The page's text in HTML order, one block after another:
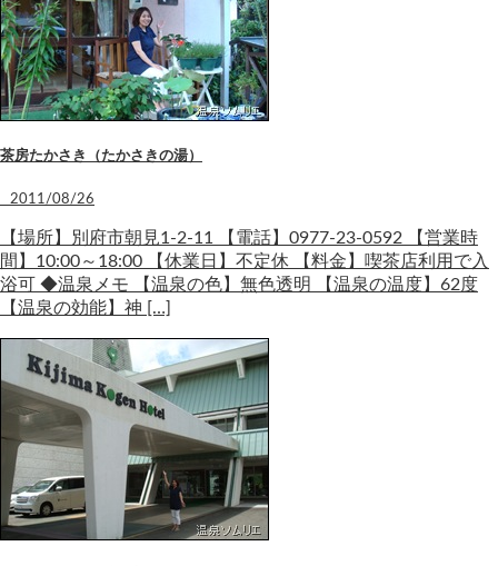
茶房たかさき（たかさきの湯）
2011/08/26
【場所】別府市朝見1-2-11 【電話】0977-23-0592 【営業時
間】10:00～18:00 【休業日】不定休 【料金】喫茶店利用で入
浴可 ◆温泉メモ 【温泉の色】無色透明 【温泉の温度】62度
【温泉の効能】神 […]